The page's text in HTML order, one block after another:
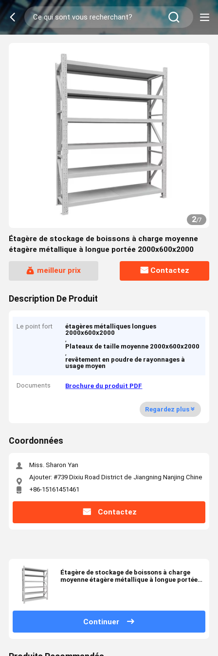
2/7
Étagère de stockage de boissons à charge moyenne
étagère métallique à longue portée 2000x600x2000
meilleur prix Contactez
Description De Produit
Le point fort
étagères métalliques longues
2000x600x2000
,
Plateaux de taille moyenne 2000x600x2000
,
revêtement en poudre de rayonnages à
usage moyen
Documents Brochure du produit PDF
Regardez plus
Coordonnées
Miss. Sharon Yan
Ajouter: #739 Dixiu Road District de Jiangning Nanjing Chine
+86-15161451461
Contactez
Étagère de stockage de boissons à charge
moyenne étagère métallique à longue portée
Continuer